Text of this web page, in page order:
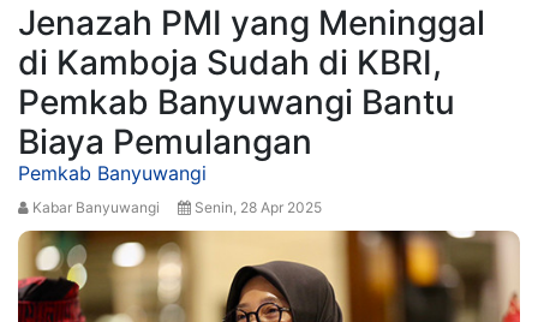
Jenazah PMI yang Meninggal
di Kamboja Sudah di KBRI,
Pemkab Banyuwangi Bantu
Biaya Pemulangan
Pemkab Banyuwangi
Kabar Banyuwangi Senin, 28 Apr 2025